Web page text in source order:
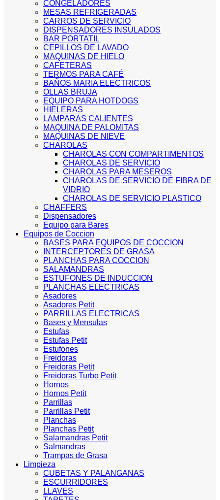
CONGELADORES
MESAS REFRIGERADAS
CARROS DE SERVICIO
DISPENSADORES INSULADOS
BAR PORTATIL
CEPILLOS DE LAVADO
MAQUINAS DE HIELO
CAFETERAS
TERMOS PARA CAFÉ
BAÑOS MARIA ELECTRICOS
OLLAS BRUJA
EQUIPO PARA HOTDOGS
HIELERAS
LAMPARAS CALIENTES
MAQUINA DE PALOMITAS
MAQUINAS DE NIEVE
CHAROLAS
CHAROLAS CON COMPARTIMENTOS
CHAROLAS DE SERVICIO
CHAROLAS PARA MESEROS
CHAROLAS DE SERVICIO DE FIBRA DE
VIDRIO
CHAROLAS DE SERVICIO PLASTICO
CHAFFERS
Dispensadores
Equipo para Bares
Equipos de Coccion
BASES PARA EQUIPOS DE COCCION
INTERCEPTORES DE GRASA
PLANCHAS PARA COCCION
SALAMANDRAS
ESTUFONES DE INDUCCION
PLANCHAS ELECTRICAS
Asadores
Asadores Petit
PARRILLAS ELECTRICAS
Bases y Mensulas
Estufas
Estufas Petit
Estufones
Freidoras
Freidoras Petit
Freidoras Turbo Petit
Hornos
Hornos Petit
Parrillas
Parrillas Petit
Planchas
Planchas Petit
Salamandras Petit
Salmandras
Trampas de Grasa
Limpieza
CUBETAS Y PALANGANAS
ESCURRIDORES
LLAVES